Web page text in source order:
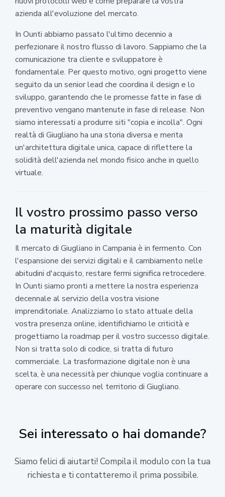
azienda all'evoluzione del mercato.
In Ounti abbiamo passato l'ultimo decennio a
perfezionare il nostro flusso di lavoro. Sappiamo che la
comunicazione tra cliente e sviluppatore è
fondamentale. Per questo motivo, ogni progetto viene
seguito da un senior lead che coordina il design e lo
sviluppo, garantendo che le promesse fatte in fase di
preventivo vengano mantenute in fase di release. Non
siamo interessati a produrre siti "copia e incolla". Ogni
realtà di Giugliano ha una storia diversa e merita
un'architettura digitale unica, capace di riflettere la
solidità dell'azienda nel mondo fisico anche in quello
virtuale.
Il vostro prossimo passo verso
la maturità digitale
Il mercato di Giugliano in Campania è in fermento. Con
l'espansione dei servizi digitali e il cambiamento nelle
abitudini d'acquisto, restare fermi significa retrocedere.
In Ounti siamo pronti a mettere la nostra esperienza
decennale al servizio della vostra visione
imprenditoriale. Analizziamo lo stato attuale della
vostra presenza online, identifichiamo le criticità e
progettiamo la roadmap per il vostro successo digitale.
Non si tratta solo di codice, si tratta di futuro
commerciale. La trasformazione digitale non è una
scelta, è una necessità per chiunque voglia continuare a
operare con successo nel territorio di Giugliano.
Sei interessato o hai domande?
Siamo felici di aiutarti! Compila il modulo con la tua
richiesta e ti contatteremo il prima possibile.